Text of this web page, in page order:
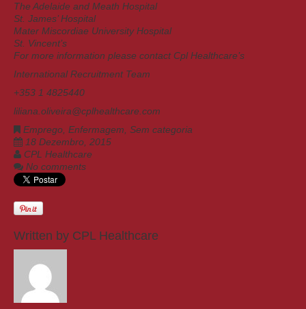
The Adelaide and Meath Hospital
St. James’ Hospital
Mater Miscordiae University Hospital
St. Vincent’s
For more information please contact Cpl Healthcare’s
International Recruitment Team
+353 1 4825440
liliana.oliveira@cplhealthcare.com
Emprego Enfermagem Sem categoria
18 Dezembro, 2015
CPL Healthcare
No comments
Written by CPL Healthcare